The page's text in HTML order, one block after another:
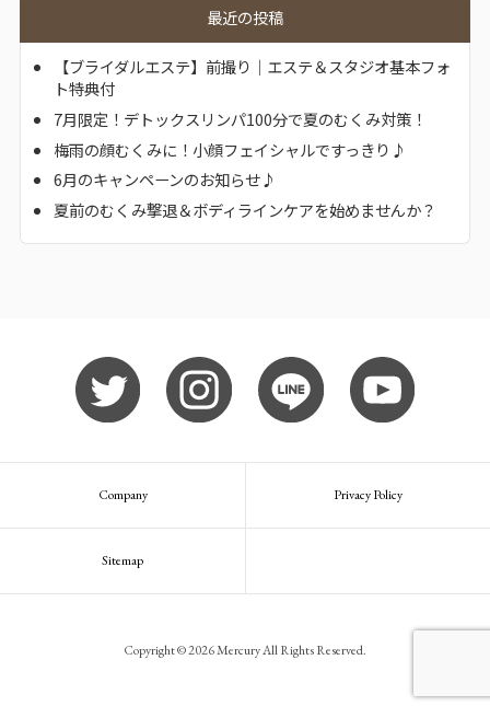
最近の投稿
【ブライダルエステ】前撮り｜エステ＆スタジオ基本フォ
ト特典付
7月限定！デトックスリンパ100分で夏のむくみ対策！
梅雨の顔むくみに！小顔フェイシャルですっきり♪
6月のキャンペーンのお知らせ♪
夏前のむくみ撃退＆ボディラインケアを始めませんか？
Company Privacy Policy
Sitemap
Copyright © 2026 Mercury All Rights Reserved.